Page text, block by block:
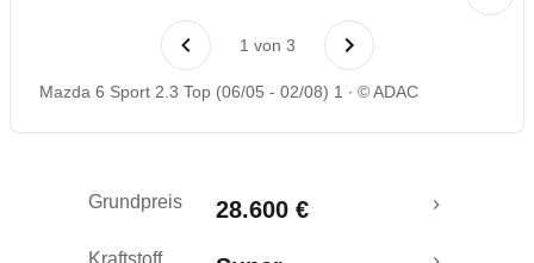
Laufende Kosten 1 von 3
Mazda 6 Sport 2.3 Top (06/05 - 02/08) 1 © ADAC
Grundpreis 28.600 €
Kraftstoff